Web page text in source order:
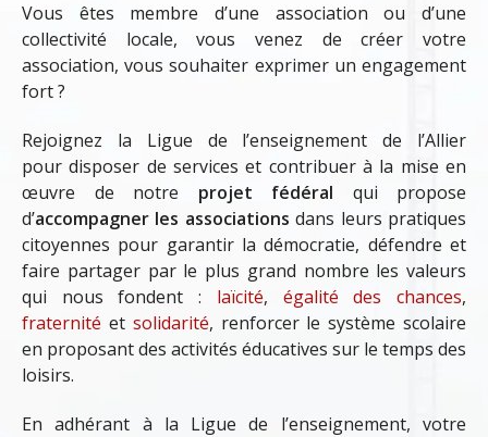
Vous êtes membre d’une association ou d’une
collectivité locale, vous venez de créer votre
association, vous souhaiter exprimer un engagement
fort ?
Rejoignez la Ligue de l’enseignement de l’Allier
pour disposer de services et contribuer à la mise en
œuvre de notre projet fédéral qui propose
d’accompagner les associations dans leurs pratiques
citoyennes pour garantir la démocratie, défendre et
faire partager par le plus grand nombre les valeurs
qui nous fondent : laïcité, égalité des chances,
fraternité et solidarité, renforcer le système scolaire
en proposant des activités éducatives sur le temps des
loisirs.
En adhérant à la Ligue de l’enseignement, votre